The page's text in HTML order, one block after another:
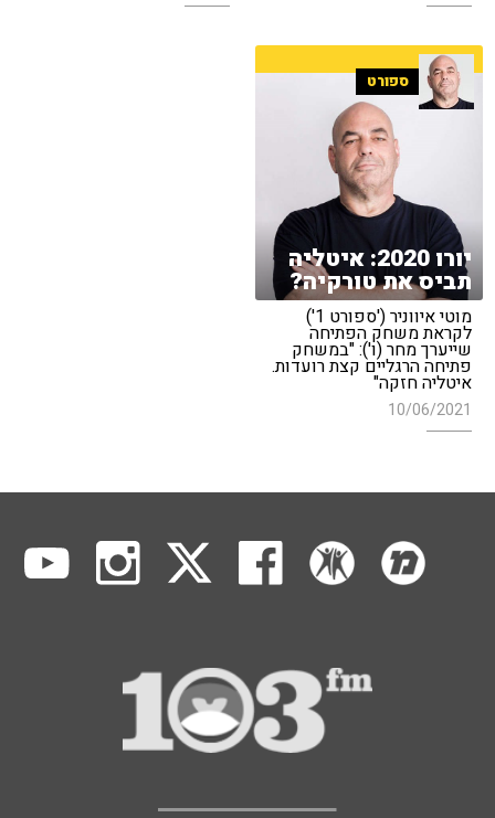
ספורט
יורו 2020: איטליה
תביס את טורקיה?
מוטי איווניר ('ספורט 1')
לקראת משחק הפתיחה
שייערך מחר (ו'): "במשחק
פתיחה הרגליים קצת רועדות.
איטליה חזקה"
10/06/2021